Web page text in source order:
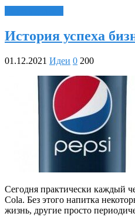
История успеха
01.12.2021 Идеи 0 200
Сегодня практически каждый
Cola. Без этого напитка
жизнь, другие просто